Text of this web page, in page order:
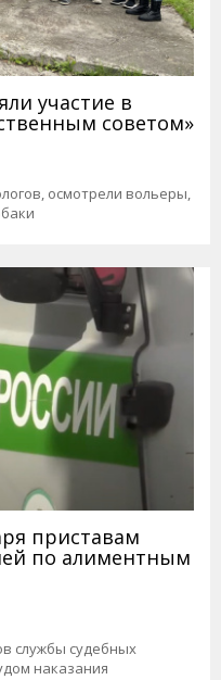
участие в
советом»
осмотрели вольеры,
приставам
по алиментным
службы судебных
наказания